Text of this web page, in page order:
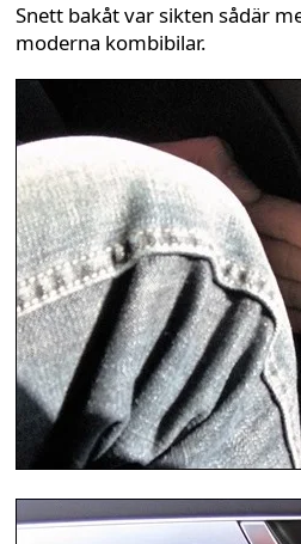
Snett bakåt var sikten sådär
moderna kombibilar.